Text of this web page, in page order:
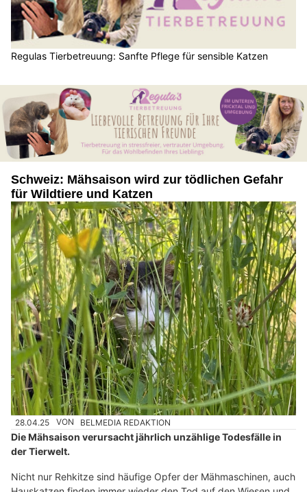
Regulas Tierbetreuung: Sanfte Pflege für sensible Katzen
Schweiz: Mähsaison wird zur tödlichen Gefahr
für Wildtiere und Katzen
28.04.25 VON BELMEDIA REDAKTION
Die Mähsaison verursacht jährlich unzählige Todesfälle in
der Tierwelt.
Nicht nur Rehkitze sind häufige Opfer der Mähmaschinen, auch